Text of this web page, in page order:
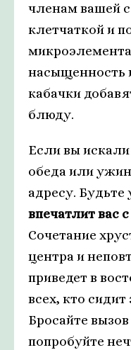
членам вашей
клетчаткой и
насыщенность
кабачки
блюду.
Если вы
обеда или
адресу. Будьте
впечатлит вас
Сочетание
центра и
приведет в
всех, кто
Бросайте
попробуйте